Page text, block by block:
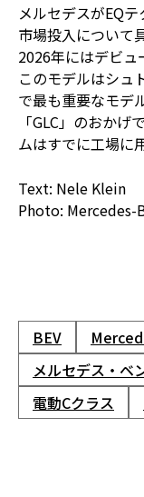
メルセデスがEQ
市場投入について
2026年にはデビュ
このモデルはシュ
で最も重要なモデ
「GLC」のおか
ムはすでに工場に
Text: Nele Klein
Photo: Mercedes-
BEV
メルセデス・ベ
電動Cクラス